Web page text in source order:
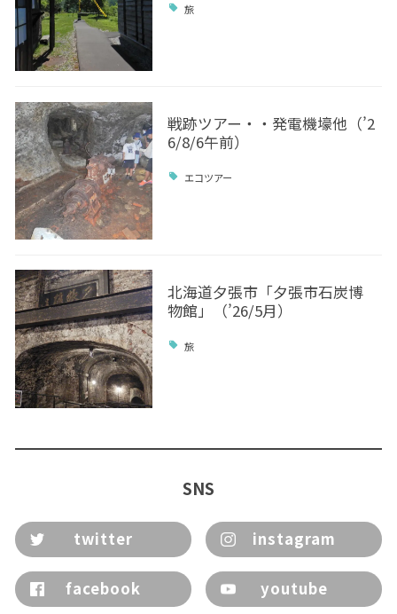
旅
戦跡ツアー・・発電機壕他（’2
6/8/6午前）
エコツアー
北海道夕張市「夕張市石炭博
物館」（’26/5月）
旅
SNS
twitter instagram
facebook youtube